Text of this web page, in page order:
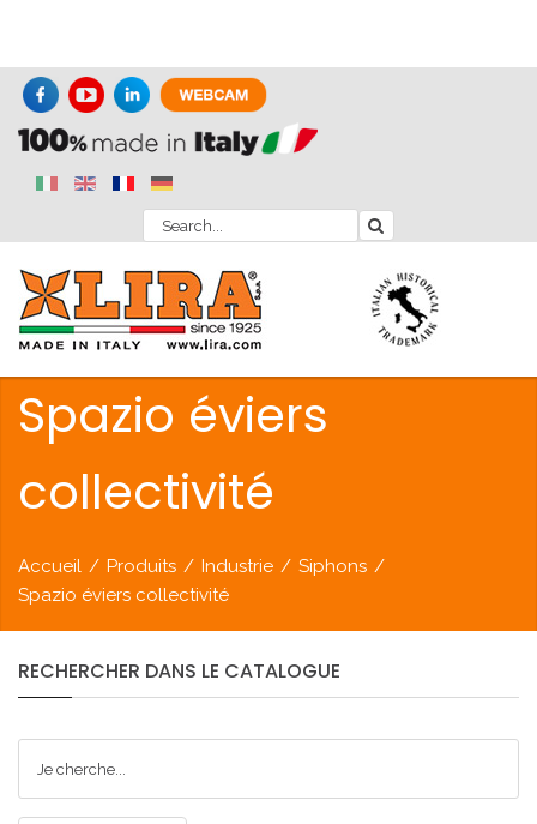
Spazio éviers
collectivité
Accueil / Produits / Industrie / Siphons /
Spazio éviers collectivité
RECHERCHER DANS LE CATALOGUE